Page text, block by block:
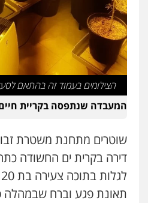
עו"ד שלומי
פלילי
0547342002
עו"ד אלון קריטי
פלילי כלכלי
מנשה, אלמוג –
עורכי דין לענייני
0546470989
הצילומים בעמוד זה בהתאם לסעיף 27א לחוק זכויות
המעבדה שנתפסה בקריית
שוטרים מתחנת משטרת
דירה בקרית ים החשודה
תאונת פגע וברח שבמהלה